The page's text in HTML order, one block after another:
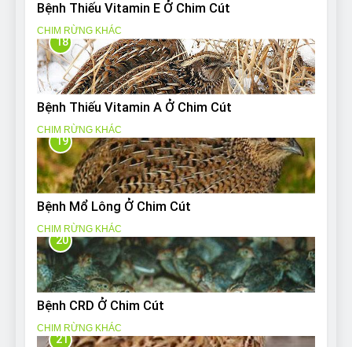
Bệnh Thiếu Vitamin E Ở Chim Cút
CHIM RỪNG KHÁC
18
Bệnh Thiếu Vitamin A Ở Chim Cút
CHIM RỪNG KHÁC
19
Bệnh Mổ Lông Ở Chim Cút
CHIM RỪNG KHÁC
20
Bệnh CRD Ở Chim Cút
CHIM RỪNG KHÁC
21